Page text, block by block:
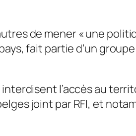
de mener «une
fait partie d’un
l’accès au
joint par RFI, et